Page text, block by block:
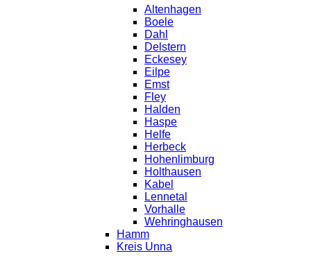
Altenhagen
Boele
Dahl
Delstern
Eckesey
Eilpe
Emst
Fley
Halden
Haspe
Helfe
Herbeck
Hohenlimburg
Holthausen
Kabel
Lennetal
Vorhalle
Wehringhausen
Hamm
Kreis Unna